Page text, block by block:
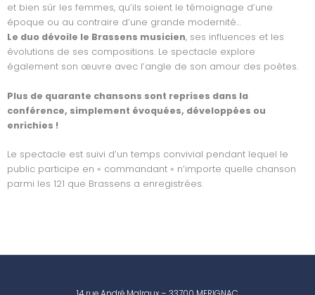
et bien sûr les femmes, qu’ils soient le témoignage d’une
époque ou au contraire d’une grande modernité…
Le duo dévoile le Brassens musicien, ses influences et les
évolutions de ses compositions. Le spectacle explore
également son œuvre avec l’angle de son amour des poètes.
Plus de quarante chansons sont reprises dans la
conférence, simplement évoquées, développées ou
enrichies !
Le spectacle est suivi d’un temps convivial pendant lequel le
public participe en « commandant » n’importe quelle chanson
parmi les 121 que Brassens a enregistrées.